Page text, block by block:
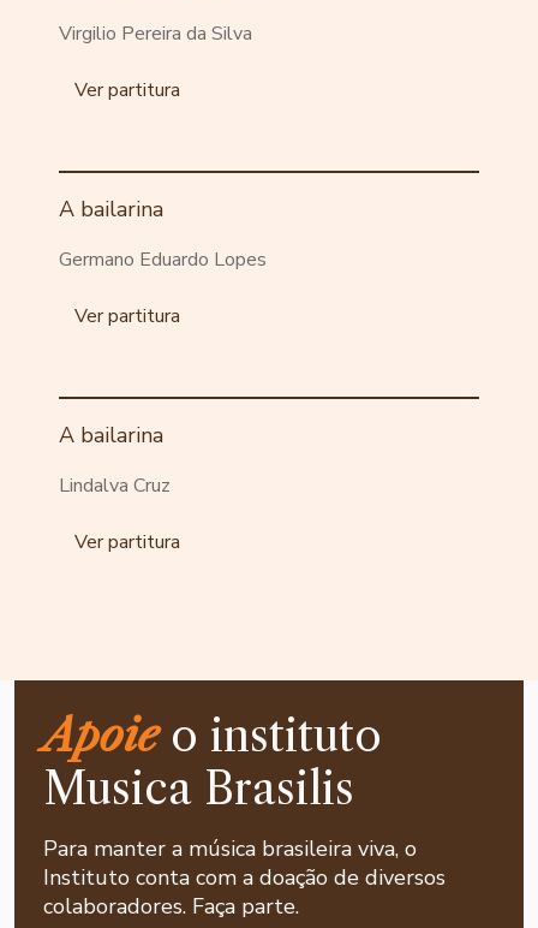
Virgilio Pereira da Silva
Ver partitura
A bailarina
Germano Eduardo Lopes
Ver partitura
A bailarina
Lindalva Cruz
Ver partitura
Apoieo instituto
Musica Brasilis
Para manter a música brasileira viva, o
Instituto conta com a doação de diversos
colaboradores. Faça parte.